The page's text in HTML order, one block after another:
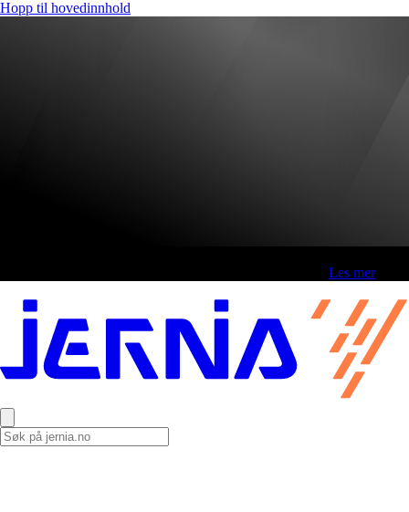
Hopp til hovedinnhold
Les mer